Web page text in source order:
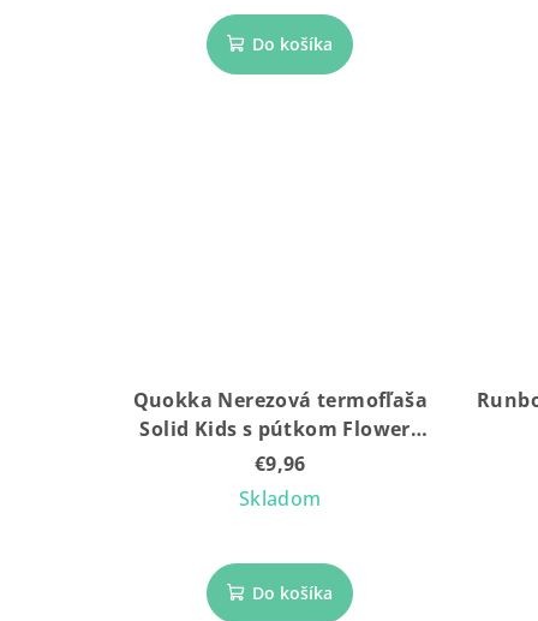
Do košíka
Quokka Nerezová termofľaša
Solid Kids s pútkom Flowers
330 ml
€9,96
Skladom
Do košíka